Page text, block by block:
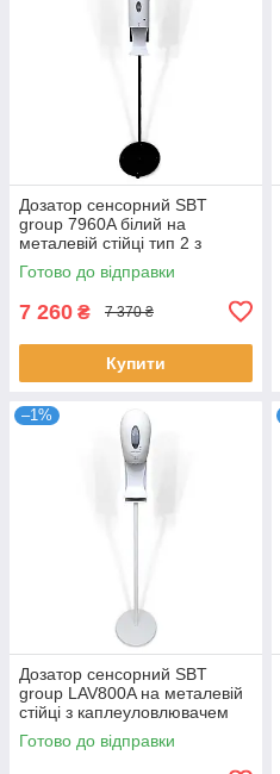
Дозатор сенсорний SBT
group 7960A білий на
металевій стійці тип 2 з
каплеуловлювачем (7960A-
PK2)
Готово до відправки
7 260 ₴ 7 370 ₴
Купити
–1%
Дозатор сенсорний SBT
group LAV800A на металевій
стійці з каплеуловлювачем
(LAV800A-PK)
Готово до відправки